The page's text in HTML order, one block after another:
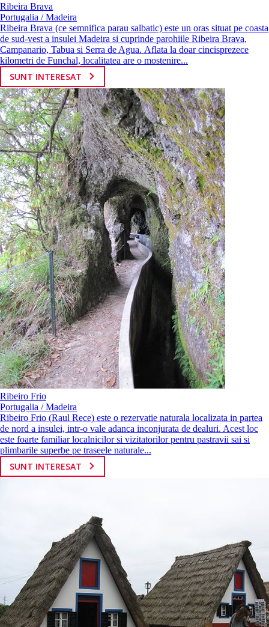
Ribeira Brava
Portugalia / Madeira
Ribeira Brava (ce semnifica parau salbatic) este un oras situat pe coasta
de sud-vest a insulei Madeira si cuprinde parohiile Ribeira Brava,
Campanario, Tabua si Serra de Agua. Aflata la doar cincisprezece
kilometri de Funchal, localitatea are o mostenire...
SUNT INTERESAT
Ribeiro Frio
Portugalia / Madeira
Ribeiro Frio (Raul Rece) este o rezervatie naturala localizata in partea
de nord a insulei, intr-o vale adanca inconjurata de dealuri. Acest loc
este foarte familiar localnicilor si vizitatorilor pentru pastravii sai si
plimbarile superbe pe traseele naturale...
SUNT INTERESAT